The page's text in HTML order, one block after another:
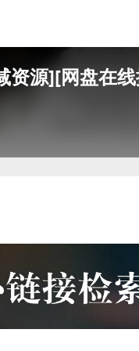
源][网盘在